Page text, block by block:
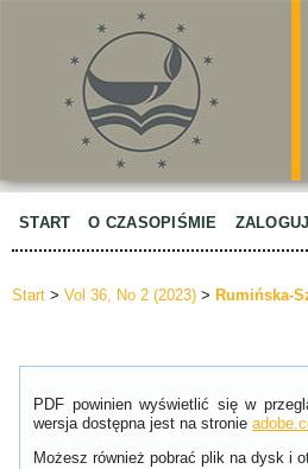
START O CZASOPIŚMIE ZALOGUJ
Start > Vol 36, No 2 (2023) > Rumińska-
PDF powinien wyświetlić się w
wersja dostępna jest na stronie
Możesz również pobrać plik na dysk i